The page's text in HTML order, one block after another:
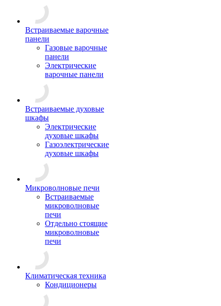
Встраиваемые варочные
панели
Газовые варочные
панели
Электрические
варочные панели
Встраиваемые духовые
шкафы
Электрические
духовые шкафы
Газоэлектрические
духовые шкафы
Микроволновые печи
Встраиваемые
микроволновые
печи
Отдельно стоящие
микроволновые
печи
Климатическая техника
Кондиционеры